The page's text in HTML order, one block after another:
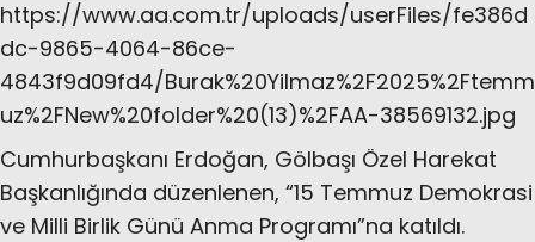
https://www.aa.com.tr/uploads/userFiles/fe386d
dc-9865-4064-86ce-
4843f9d09fd4/Burak%20Yilmaz%2F2025%2Ftemm
uz%2FNew%20folder%20(13)%2FAA-38569132.jpg
Cumhurbaşkanı Erdoğan, Gölbaşı Özel Harekat
Başkanlığında düzenlenen, “15 Temmuz Demokrasi
ve Milli Birlik Günü Anma Programı”na katıldı.